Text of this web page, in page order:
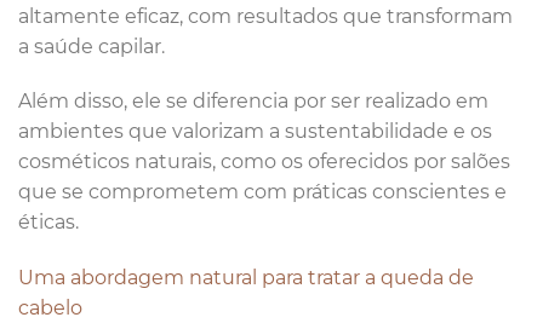
altamente eficaz, com resultados que transformam
a saúde capilar.
Além disso, ele se diferencia por ser realizado em
ambientes que valorizam a sustentabilidade e os
cosméticos naturais, como os oferecidos por salões
que se comprometem com práticas conscientes e
éticas.
Uma abordagem natural para tratar a queda de
cabelo